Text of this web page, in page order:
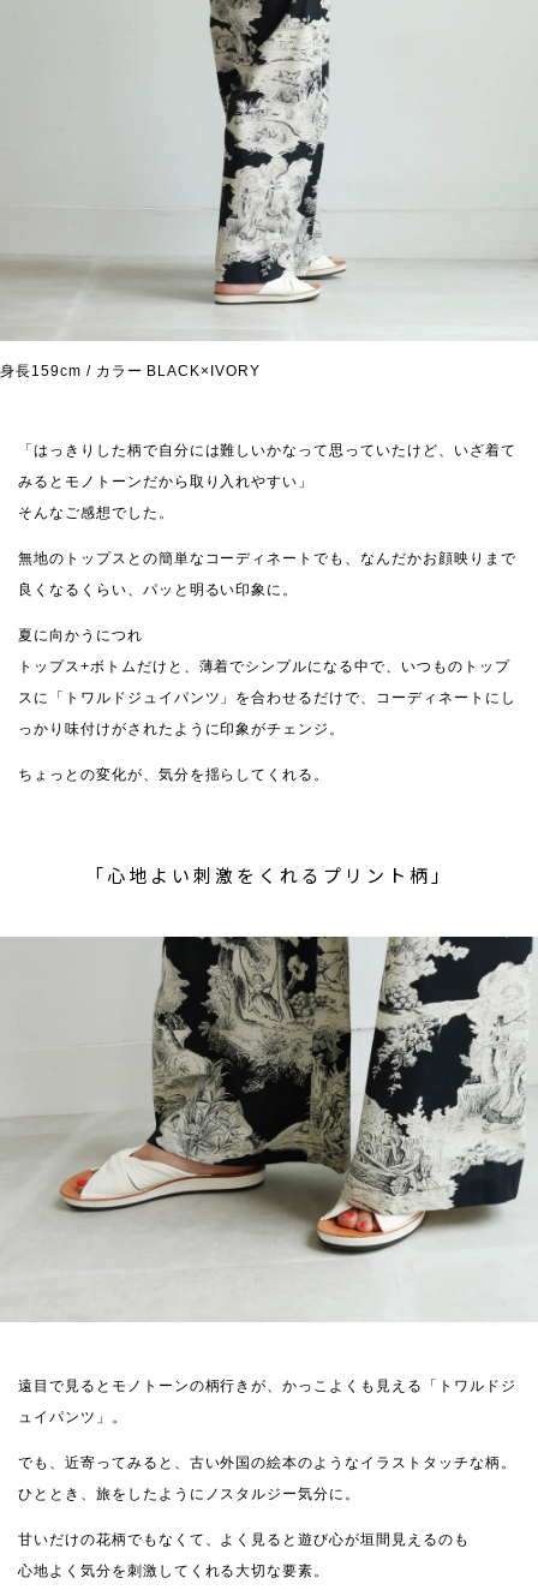
身長159cm / カラー BLACK×IVORY
「はっきりした柄で自分には難しいかなって思っていたけど、いざ着て
みるとモノトーンだから取り入れやすい」
そんなご感想でした。
無地のトップスとの簡単なコーディネートでも、なんだかお顔映りまで
良くなるくらい、パッと明るい印象に。
夏に向かうにつれ
トップス+ボトムだけと、薄着でシンプルになる中で、いつものトップ
スに「トワルドジュイパンツ」を合わせるだけで、コーディネートにし
っかり味付けがされたように印象がチェンジ。
ちょっとの変化が、気分を揺らしてくれる。
「心地よい刺激をくれるプリント柄」
遠目で見るとモノトーンの柄行きが、かっこよくも見える「トワルドジ
ュイパンツ」。
でも、近寄ってみると、古い外国の絵本のようなイラストタッチな柄。
ひととき、旅をしたようにノスタルジー気分に。
甘いだけの花柄でもなくて、よく見ると遊び心が垣間見えるのも
心地よく気分を刺激してくれる大切な要素。